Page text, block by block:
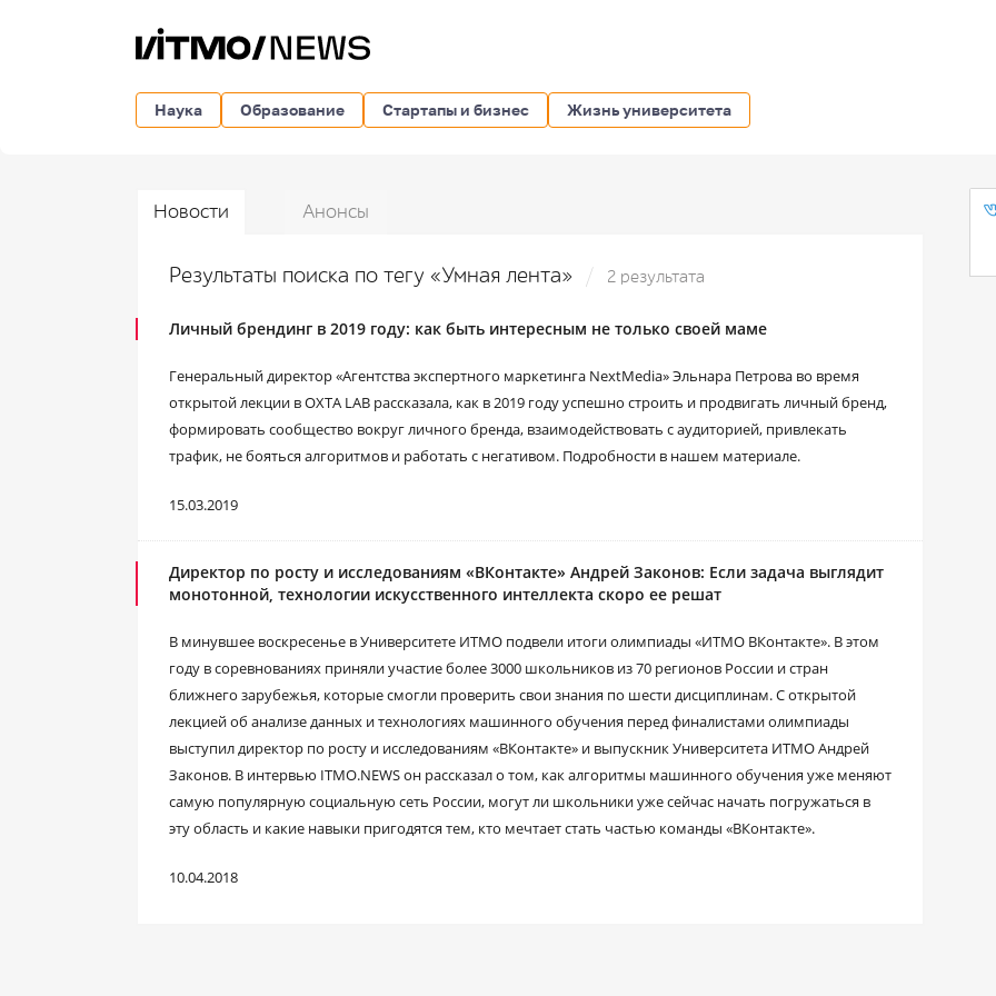
Наука Образование Стартапы и бизнес Жизнь университета
Новости Анонсы
Результаты поиска по тегу «Умная лента» 2 результата
Личный брендинг в 2019 году: как быть интересным не только своей маме
Генеральный директор «Агентства экспертного маркетинга NextMedia» Эльнара Петрова во время
открытой лекции в ОХТА LAB рассказала, как в 2019 году успешно строить и продвигать личный бренд,
формировать сообщество вокруг личного бренда, взаимодействовать с аудиторией, привлекать
трафик, не бояться алгоритмов и работать с негативом. Подробности в нашем материале.
15.03.2019
Директор по росту и исследованиям «ВКонтакте» Андрей Законов: Если задача выглядит
монотонной, технологии искусственного интеллекта скоро ее решат
В минувшее воскресенье в Университете ИТМО подвели итоги олимпиады «ИТМО ВКонтакте». В этом
году в соревнованиях приняли участие более 3000 школьников из 70 регионов России и стран
ближнего зарубежья, которые смогли проверить свои знания по шести дисциплинам. С открытой
лекцией об анализе данных и технологиях машинного обучения перед финалистами олимпиады
выступил директор по росту и исследованиям «ВКонтакте» и выпускник Университета ИТМО Андрей
Законов. В интервью ITMO.NEWS он рассказал о том, как алгоритмы машинного обучения уже меняют
самую популярную социальную сеть России, могут ли школьники уже сейчас начать погружаться в
эту область и какие навыки пригодятся тем, кто мечтает стать частью команды «ВКонтакте».
10.04.2018